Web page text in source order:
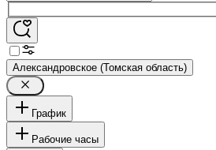
Александровское (Томская область)
График
Рабочие часы